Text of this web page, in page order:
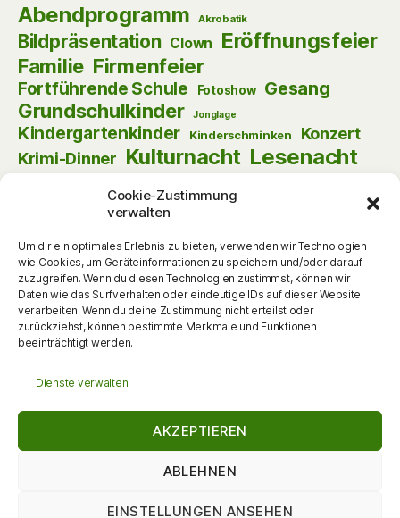
Cookie-Zustimmung
verwalten
Um dir ein optimales Erlebnis zu bieten, verwenden wir Technologien
wie Cookies, um Geräteinformationen zu speichern und/oder darauf
zuzugreifen. Wenn du diesen Technologien zustimmst, können wir
Daten wie das Surfverhalten oder eindeutige IDs auf dieser Website
verarbeiten. Wenn du deine Zustimmung nicht erteilst oder
zurückziehst, können bestimmte Merkmale und Funktionen
beeinträchtigt werden.
Dienste verwalten
AKZEPTIEREN
ABLEHNEN
EINSTELLUNGEN ANSEHEN
Abendprogramm Akrobatik
Bildpräsentation Clown Eröffnungsfeier
Familie Firmenfeier
Fortführende Schule Fotoshow Gesang
Grundschulkinder Jonglage
Kindergartenkinder Kinderschminken Konzert
Krimi-Dinner Kulturnacht Lesenacht
Musik
Pantomime Puppentheater
Schulanfänger Szenische Lesung
Tag der offenen Tür Tanz Theater
Themenabend Vernissage Vorlesen
Vorschulkinder Vortrag Vortrag Walking Act
Weihnachten Werkstattgespräch Zauberei
zum Mitmachen
Datenschutzerklärung